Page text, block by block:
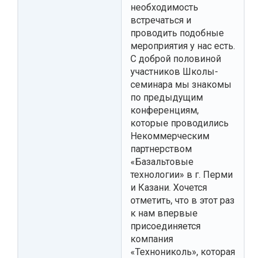
необходимость
встречаться и
проводить подобные
мероприятия у нас есть.
С доброй половиной
участников Школы-
семинара мы знакомы
по предыдущим
конференциям,
которые проводились
Некоммерческим
партнерством
«Базальтовые
технологии» в г. Перми
и Казани. Хочется
отметить, что в этот раз
к нам впервые
присоединяется
компания
«Технониколь», которая